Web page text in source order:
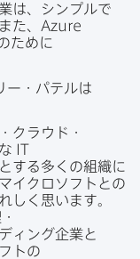
は、​シンプルで​
た、 Azure
ために​
ー・​パテルは​
クラウド・
IT
する​多くの​組織に​
イクロソフトとの​
しく​思います。
ィング企業と​
トの​